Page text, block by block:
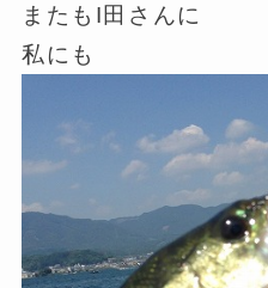
またもI田さんに
私にも